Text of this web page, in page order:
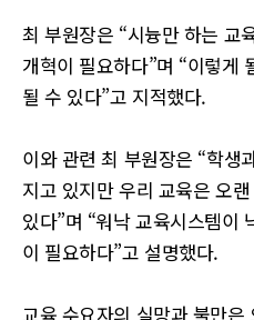
최 부원장은 “시늉만 하는 교
개혁이 필요하다”며 “이렇게
될 수 있다”고 지적했다.
이와 관련 최 부원장은 “학생
지고 있지만 우리 교육은 오
있다”며 “워낙 교육시스템이
이 필요하다”고 설명했다.
교육 수요자의 실망과 불만은